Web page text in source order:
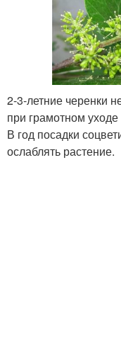
2-3-летние черенки
при грамотном
В год посадки
ослаблять растение.